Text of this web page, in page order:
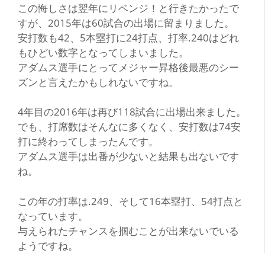
この悔しさは翌年にリベンジ！と行きたかったで
すが、2015年は60試合の出場に留まりました。
安打数も42、5本塁打に24打点、打率.240はどれ
もひどい数字となってしまいました。
アダムス選手にとってメジャー昇格後最悪のシー
ズンと言えたかもしれないですね。
4年目の2016年は再び118試合に出場出来ました。
でも、打席数はそんなに多くなく、安打数は74安
打に終わってしまったんです。
アダムス選手は出番が少ないと結果も出ないです
ね。
この年の打率は.249、そして16本塁打、54打点と
なっています。
与えられたチャンスを掴むことが出来ないでいる
ようですね。